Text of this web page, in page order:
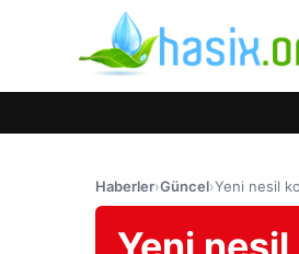
Haberler›Güncel›Yeni nesil